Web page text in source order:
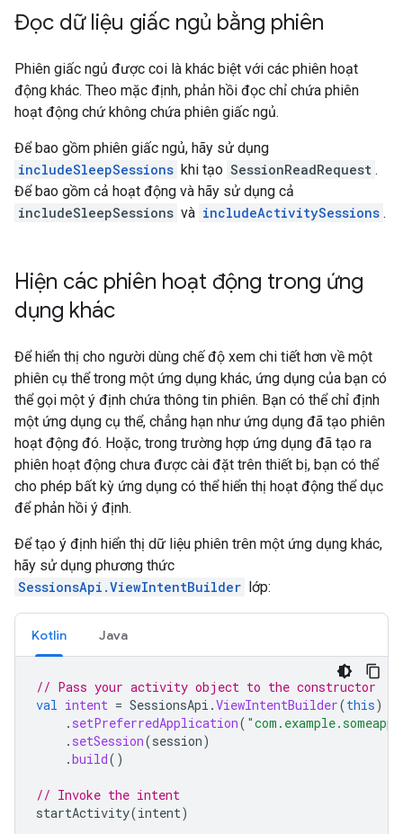
Đọc dữ liệu giấc ngủ bằng phiên
Phiên giấc ngủ được coi là khác biệt với các phiên hoạt
động khác. Theo mặc định, phản hồi đọc chỉ chứa phiên
hoạt động chứ không chứa phiên giấc ngủ.
Để bao gồm phiên giấc ngủ, hãy sử dụng
includeSleepSessions khi tạo SessionReadRequest .
Để bao gồm cả hoạt động và hãy sử dụng cả
includeSleepSessions và includeActivitySessions .
Hiện các phiên hoạt động trong ứng
dụng khác
Để hiển thị cho người dùng chế độ xem chi tiết hơn về một
phiên cụ thể trong một ứng dụng khác, ứng dụng của bạn có
thể gọi một ý định chứa thông tin phiên. Bạn có thể chỉ định
một ứng dụng cụ thể, chẳng hạn như ứng dụng đã tạo phiên
hoạt động đó. Hoặc, trong trường hợp ứng dụng đã tạo ra
phiên hoạt động chưa được cài đặt trên thiết bị, bạn có thể
cho phép bất kỳ ứng dụng có thể hiển thị hoạt động thể dục
để phản hồi ý định.
Để tạo ý định hiển thị dữ liệu phiên trên một ứng dụng khác,
hãy sử dụng phương thức
SessionsApi.ViewIntentBuilder lớp:
Kotlin Java
// Pass your activity object to the constructor
val intent = SessionsApi .ViewIntentBuilder(this)
. setPreferredApplication( "com.example.someapp"
. setSession(session)
.build()
// Invoke the intent
startActivity(intent)